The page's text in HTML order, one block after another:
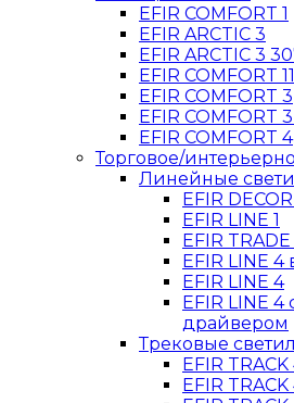
EFIR COMFORT 1
EFIR ARCTIC 3
EFIR ARCTIC 3
EFIR COMFORT 11
EFIR COMFORT 3
EFIR COMFORT
EFIR COMFORT 4
Торговое/
Линейные
EFIR
EFIR LINE 1
EFIR TRADE
EFIR LINE
EFIR LINE 4
EFIR LINE
драйвером
Трековые
EFIR
EFIR